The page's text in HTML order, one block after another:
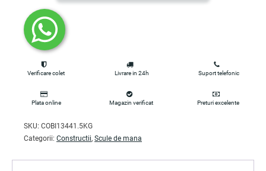
Verificare colet Livrare in 24h Suport telefonic
Plata online Magazin verificat Preturi excelente
SKU: COBI13441.5KG
Categorii: Constructii, Scule de mana